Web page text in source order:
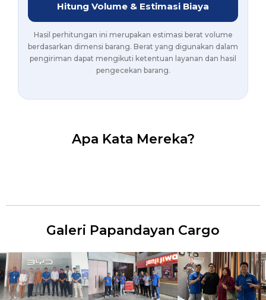
Hitung Volume & Estimasi Biaya
Hasil perhitungan ini merupakan estimasi berat volume
berdasarkan dimensi barang. Berat yang digunakan dalam
pengiriman dapat mengikuti ketentuan layanan dan hasil
pengecekan barang.
Apa Kata Mereka?
Galeri Papandayan Cargo